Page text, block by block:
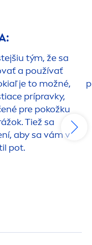
tým, že sa
a používať
je to možné,
prípravky,
pre pokožku
Tiež sa
aby sa vám v
pot.